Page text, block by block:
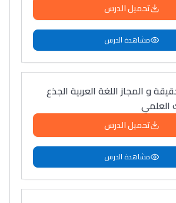
تحميل الدرس
مشاهدة الدرس
و المجاز اللغة العربية الجذع
العلمي
تحميل الدرس
مشاهدة الدرس